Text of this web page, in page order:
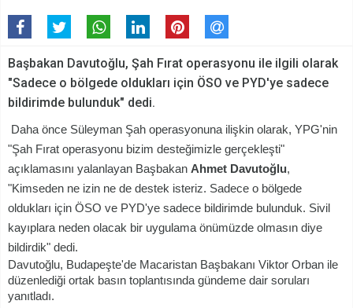
Başbakan Davutoğlu, Şah Fırat operasyonu ile ilgili olarak
"Sadece o bölgede oldukları için ÖSO ve PYD'ye sadece
bildirimde bulunduk" dedi.
Daha önce Süleyman Şah operasyonuna ilişkin olarak, YPG'nin
"Şah Fırat operasyonu bizim desteğimizle gerçekleşti"
açıklamasını yalanlayan Başbakan Ahmet Davutoğlu,
"Kimseden ne izin ne de destek isteriz. Sadece o bölgede
oldukları için ÖSO ve PYD'ye sadece bildirimde bulunduk. Sivil
kayıplara neden olacak bir uygulama önümüzde olmasın diye
bildirdik" dedi.
Davutoğlu, Budapeşte'de Macaristan Başbakanı Viktor Orban ile
düzenlediği ortak basın toplantısında gündeme dair soruları
yanıtladı.